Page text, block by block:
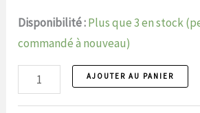
Disponibilité :Plus que 3 en stock
commandé à nouveau)
Maître
royal
AJOUTER AU PANIER